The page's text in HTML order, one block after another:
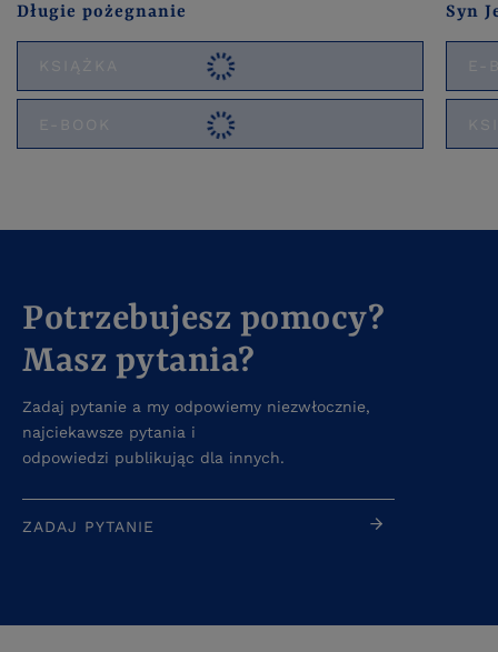
Długie pożegnanie
KSIĄŻKA
E-BOOK
Syn
E-
Potrzebujesz pomocy?
Masz pytania?
Zadaj pytanie a my odpowiemy niezwłocznie,
najciekawsze pytania i
odpowiedzi publikując dla innych.
ZADAJ PYTANIE